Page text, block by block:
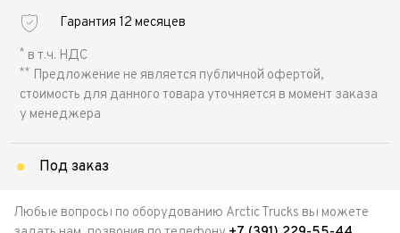
Гарантия 12 месяцев
* в т.ч. НДС
** Предложение не является публичной офертой,
стоимость для данного товара уточняется в момент заказа
у менеджера
Под заказ
Любые вопросы по оборудованию Arctic Trucks вы можете